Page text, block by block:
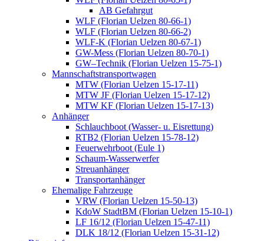
AB Gefahrgut
WLF (Florian Uelzen 80-66-1)
WLF (Florian Uelzen 80-66-2)
WLF-K (Florian Uelzen 80-67-1)
GW-Mess (Florian Uelzen 80-70-1)
GW–Technik (Florian Uelzen 15-75-1)
Mannschaftstransportwagen
MTW (Florian Uelzen 15-17-11)
MTW JF (Florian Uelzen 15-17-12)
MTW KF (Florian Uelzen 15-17-13)
Anhänger
Schlauchboot (Wasser- u. Eisrettung)
RTB2 (Florian Uelzen 15-78-12)
Feuerwehrboot (Eule 1)
Schaum-Wasserwerfer
Streuanhänger
Transportanhänger
Ehemalige Fahrzeuge
VRW (Florian Uelzen 15-50-13)
KdoW StadtBM (Florian Uelzen 15-10-1)
LF 16/12 (Florian Uelzen 15-47-11)
DLK 18/12 (Florian Uelzen 15-31-12)